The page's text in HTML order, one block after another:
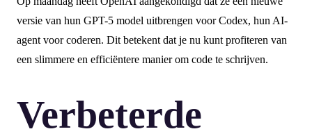
versie van hun GPT-5 model uitbrengen voor Codex, hun AI-
agent voor coderen. Dit betekent dat je nu kunt profiteren van
een slimmere en efficiëntere manier om code te schrijven.
Verbeterde